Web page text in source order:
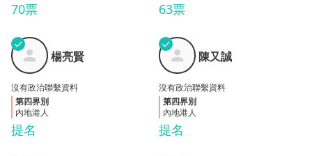
70票 63票
楊亮
賢
✓
提名
楊亮賢
沒有政治聯繫資料
第四界別
內地港人
陳又
誠
✓
提名
陳又誠
沒有政治聯繫資料
第四界別
內地港人